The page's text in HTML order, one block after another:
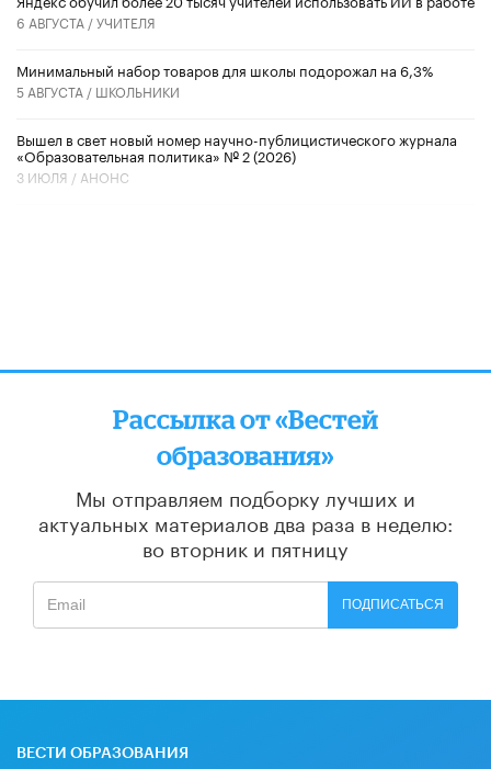
6 АВГУСТА /УЧИТЕЛЯ
Минимальный набор товаров для школы подорожал на 6,3%
5 АВГУСТА / ШКОЛЬНИКИ
Вышел в свет новый номер научно-публицистического журнала
«Образовательная политика» № 2 (2026)
3 ИЮЛЯ / АНОНС
Рассылка от «Вестей
образования»
Мы отправляем подборку лучших и
актуальных материалов два раза в неделю:
во вторник и пятницу
ПОДПИСАТЬСЯ
ВЕСТИ ОБРАЗОВАНИЯ